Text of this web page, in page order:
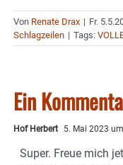
Von Renate Drax | Fr.
Schlagzeilen | Tags:
Ein
Hof Herbert 5. Mai 2023
Super. Freue mich